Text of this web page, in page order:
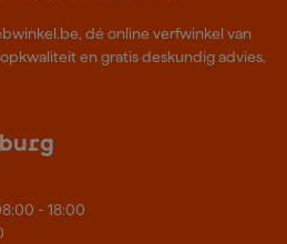
dé online verfwinkel van
en gratis deskundig advies,
- 18:00